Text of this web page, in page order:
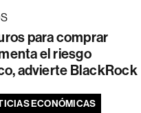
para comprar
el riesgo
advierte BlackRock
ECONÓMICAS